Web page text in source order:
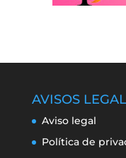
AVISOS
Aviso legal
Política de